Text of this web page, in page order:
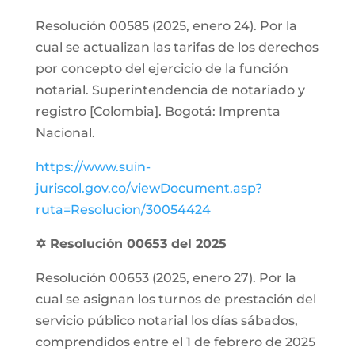
Resolución 00585 (2025, enero 24). Por la
cual se actualizan las tarifas de los derechos
por concepto del ejercicio de la función
notarial. Superintendencia de notariado y
registro [Colombia]. Bogotá: Imprenta
Nacional.
https://www.suin-
juriscol.gov.co/viewDocument.asp?
ruta=Resolucion/30054424
✡ Resolución 00653 del 2025
Resolución 00653 (2025, enero 27). Por la
cual se asignan los turnos de prestación del
servicio público notarial los días sábados,
comprendidos entre el 1 de febrero de 2025